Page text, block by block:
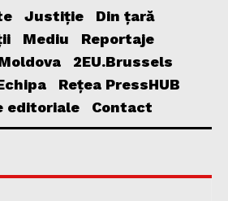
Justiție
Din țară
Mediu
Reportaje
2EU.Brussels
Rețea PressHUB
editoriale
Contact